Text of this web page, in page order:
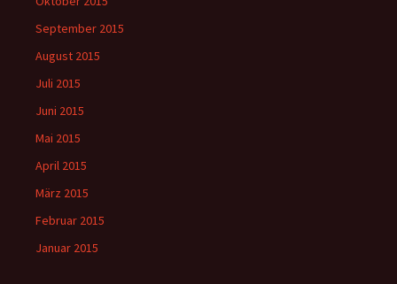
September 2015
August 2015
Juli 2015
Juni 2015
Mai 2015
April 2015
März 2015
Februar 2015
Januar 2015